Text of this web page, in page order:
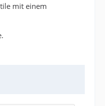
mit einem